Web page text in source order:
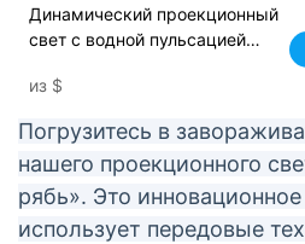
Динамический проекционный
свет с водной пульсацией
Noparde
из $
Погрузитесь в
нашего проекционного
рябь». Это
использует передовые